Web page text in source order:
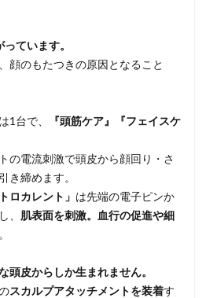
ています。
顔のもたつきの原因となること
1台で、
『頭筋ケア』『フェイスケ
の電流刺激で頭皮から顔回り・さ
き締めます。
ロカレント」 は先端の電子ピンか
、 肌表面を刺激。血行の促進や細
頭皮からしか生まれません。
スカルプアタッチメントを装着す